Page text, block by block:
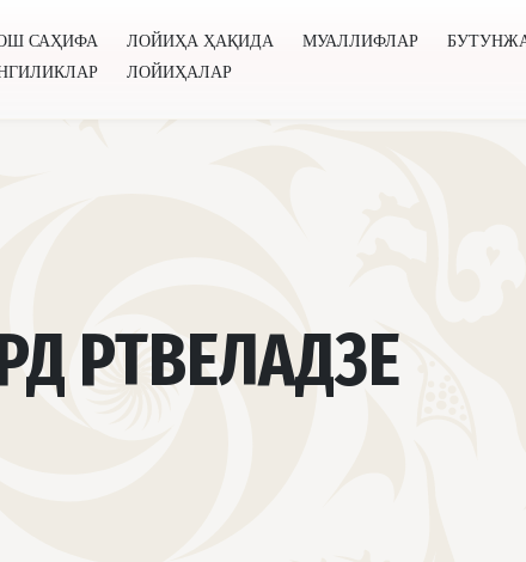
САҲИФА ЛОЙИҲА ҲАҚИДА МУАЛЛИФЛАР
ЛОЙИҲАЛАР
РТВЕЛАДЗЕ